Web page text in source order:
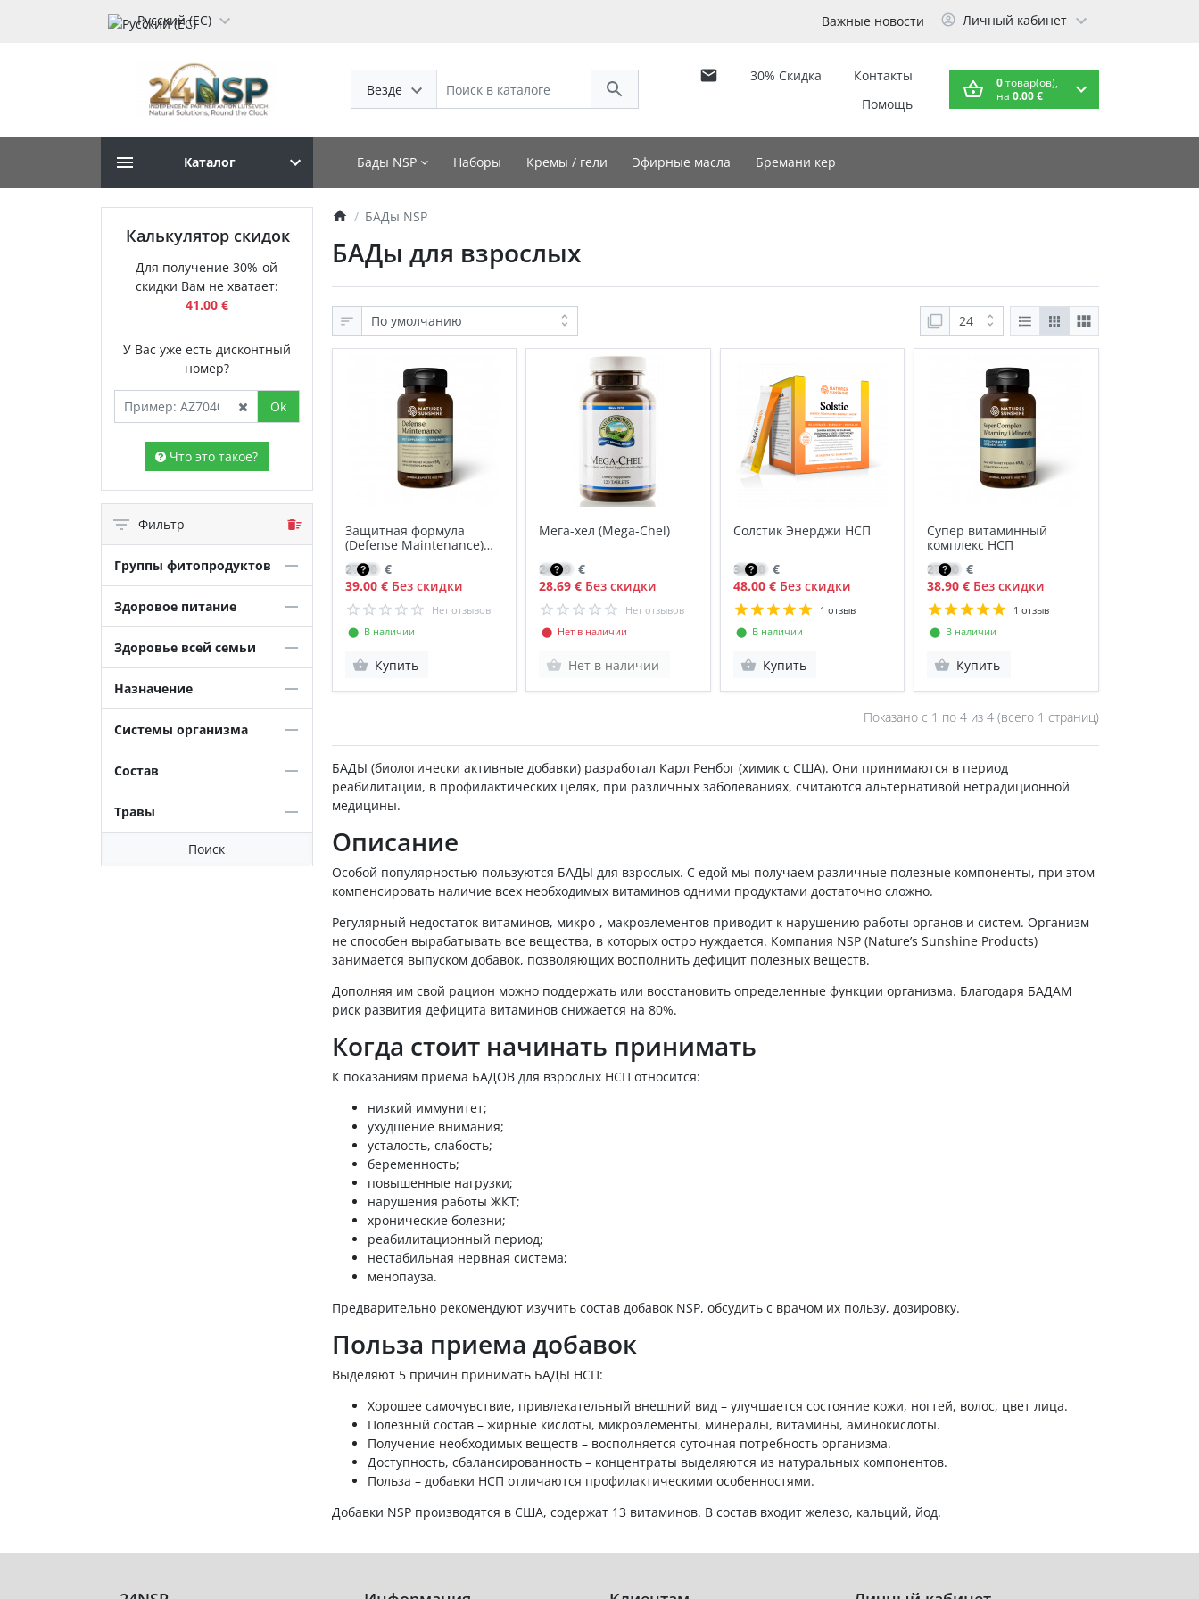
Русский (ЕС) Важные новости Личный кабинет
30% Скидка
Контакты
Помощь
Везде 0товар(ов),
на 0.00 €
Каталог Бады NSP Наборы Кремы / гели Эфирные масла Бремани кер
Калькулятор скидок
Для получение 30%-ой
скидки Вам не хватает:
41.00 €
У Вас уже есть дисконтный
номер?
Ok
Что это такое?
Фильтр
Группы фитопродуктов
Здоровое питание
Здоровье всей семьи
Назначение
Системы организма
Состав
Травы
Поиск
БАДы NSP
БАДы для взрослых
Защитная формула
(Defense Maintenance)
NSP
27.70 €
39.00 €Без скидки
Нет отзывов
⬤ В наличии
Купить
Мега-хел (Mega-Chel)
24.39 €
28.69 € Без скидки
Нет отзывов
⬤ Нет в наличии
Нет в наличии
Солстик Энерджи НСП
34.30 €
48.00 €Без скидки
1 отзыв
⬤ В наличии
Купить
Супер витаминный
комплекс НСП
27.80 €
38.90 € Без скидки
1 отзыв
⬤ В наличии
Купить
Показано с 1 по 4из 4 (всего 1 страниц)
БАДЫ (биологически активные добавки) разработал Карл Ренбог (химик с США). Они принимаются в период
реабилитации, в профилактических целях, при различных заболеваниях, считаются альтернативой нетрадиционной
медицины.
Описание
Особой популярностью пользуются БАДЫ для взрослых. С едой мы получаем различные полезные компоненты, при этом
компенсировать наличие всех необходимых витаминов одними продуктами достаточно сложно.
Регулярный недостаток витаминов, микро-, макроэлементов приводит к нарушению работы органов и систем. Организм
не способен вырабатывать все вещества, в которых остро нуждается. Компания NSP (Nature’s Sunshine Products)
занимается выпуском добавок, позволяющих восполнить дефицит полезных веществ.
Дополняя им свой рацион можно поддержать или восстановить определенные функции организма. Благодаря БАДАМ
риск развития дефицита витаминов снижается на 80%.
Когда стоит начинать принимать
К показаниям приема БАДОВ для взрослых НСП относится:
низкий иммунитет;
ухудшение внимания;
усталость, слабость;
беременность;
повышенные нагрузки;
нарушения работы ЖКТ;
хронические болезни;
реабилитационный период;
нестабильная нервная система;
менопауза.
Предварительно рекомендуют изучить состав добавок NSP, обсудить с врачом их пользу, дозировку.
Польза приема добавок
Выделяют 5 причин принимать БАДЫ НСП:
Хорошее самочувствие, привлекательный внешний вид – улучшается состояние кожи, ногтей, волос, цвет лица.
Полезный состав – жирные кислоты, микроэлементы, минералы, витамины, аминокислоты.
Получение необходимых веществ – восполняется суточная потребность организма.
Доступность, сбалансированность – концентраты выделяются из натуральных компонентов.
Польза – добавки НСП отличаются профилактическими особенностями.
Добавки NSP производятся в США, содержат 13 витаминов. В состав входит железо, кальций, йод.